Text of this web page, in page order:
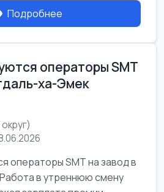
Подробнее
операторы SMT
ха-Эмек
операторы SMT на завод в
в утреннюю смену